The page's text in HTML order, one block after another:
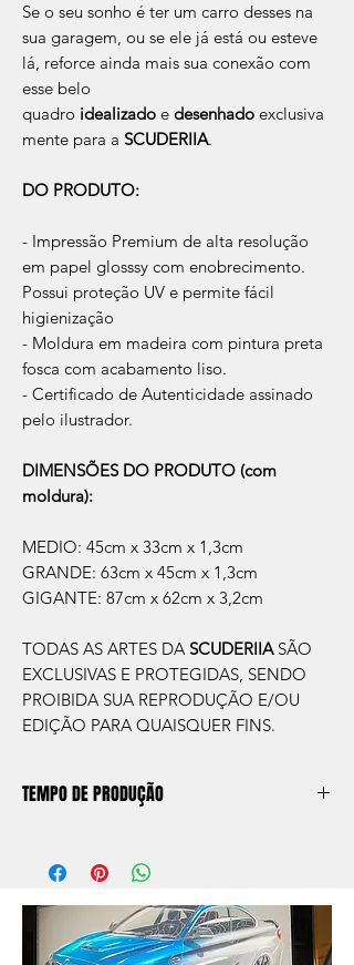
Se o seu sonho é ter um carro desses na
sua garagem, ou se ele já está ou esteve
lá, reforce ainda mais sua conexão com
esse belo
quadro idealizado e desenhado exclusiva
mente para a SCUDERIIA.
DO PRODUTO:
- Impressão Premium de alta resolução
em papel glosssy com enobrecimento.
Possui proteção UV e permite fácil
higienização
- Moldura em madeira com pintura preta
fosca com acabamento liso.
- Certificado de Autenticidade assinado
pelo ilustrador.
DIMENSÕES DO PRODUTO (com
moldura):
MEDIO: 45cm x 33cm x 1,3cm
GRANDE: 63cm x 45cm x 1,3cm
GIGANTE: 87cm x 62cm x 3,2cm
TODAS AS ARTES DA SCUDERIIA SÃO
EXCLUSIVAS E PROTEGIDAS, SENDO
PROIBIDA SUA REPRODUÇÃO E/OU
EDIÇÃO PARA QUAISQUER FINS.
TEMPO DE PRODUÇÃO
aprox. 5 dias úteis, após a confirmação de
compra.
Após a produçao, seguimos com o envio
no endereço que nos for informado na
compra ou disponibilizaremos para retirada